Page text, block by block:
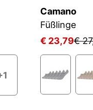
Camano
Füßlinge
€ 23,79€